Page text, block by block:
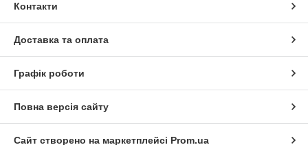
Контакти
Доставка та оплата
Графік роботи
Повна версія сайту
Сайт створено на маркетплейсі Prom.ua